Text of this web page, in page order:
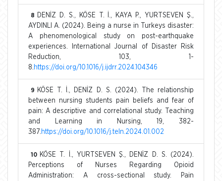
8
DENİZ D. S., KÖSE T. İ., KAYA P., YURTSEVEN Ş.,
AYDINLI A. (2024). Being a nurse in Turkeys disaster:
A phenomenological study on post-earthquake
experiences. International Journal of Disaster Risk
Reduction, 103, 1-
8. https://doi.org/10.1016/j.ijdrr.2024.104346
9
KÖSE T. İ., DENİZ D. S. (2024). The relationship
between nursing students pain beliefs and fear of
pain: A descriptive and correlational study. Teaching
and Learning in Nursing, 19, 382-
387. https://doi.org/10.1016/j.teln.2024.01.002
10 KÖSE T. İ., YURTSEVEN Ş., DENİZ D. S. (2024).
Perceptions of Nurses Regarding Opioid
Administration: A cross-sectional study. Pain